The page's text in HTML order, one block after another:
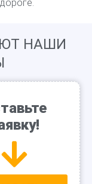
НАШИ